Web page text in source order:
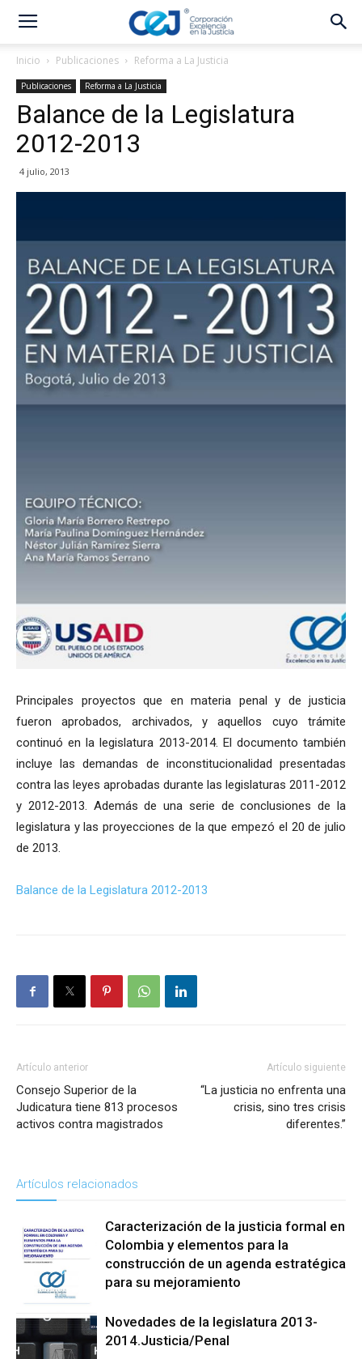
Inicio Publicaciones Reforma a La Justicia
Publicaciones Reforma a La Justicia
Balance de la Legislatura
2012-2013
4 julio, 2013
Principales proyectos que en materia penal y de justicia
fueron aprobados, archivados, y aquellos cuyo trámite
continuó en la legislatura 2013-2014. El documento también
incluye las demandas de inconstitucionalidad presentadas
contra las leyes aprobadas durante las legislaturas 2011-2012
y 2012-2013. Además de una serie de conclusiones de la
legislatura y las proyecciones de la que empezó el 20 de julio
de 2013.
Balance de la Legislatura 2012-2013
Artículo anterior
Consejo Superior de la
Judicatura tiene 813 procesos
activos contra magistrados
Artículo siguiente
“La justicia no enfrenta una
crisis, sino tres crisis
diferentes.”
Artículos relacionados
Reforma a La
Justicia
Caracterización de la justicia formal en
Colombia y elementos para la
construcción de un agenda estratégica
para su mejoramiento
Novedades de la legislatura 2013-
2014.Justicia/Penal